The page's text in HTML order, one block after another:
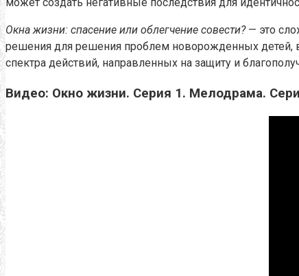
Окна жизни: спасение или облегчение совести?— это
решения для решения проблем новорожденных
спектра действий, направленных на защиту и
Видео: Окно жизни. Серия 1. Мелодрама.